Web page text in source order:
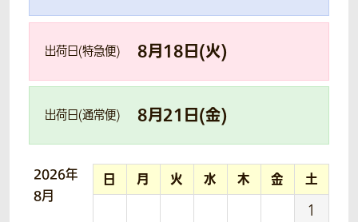
出荷日(特急便) 8月18日(火)
出荷日(通常便) 8月21 日(金)
2026年
8月
日 月 火 水 木 金 土
1